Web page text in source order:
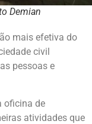
Demian
mais efetiva do
civil
pessoas e
oficina de
atividades que